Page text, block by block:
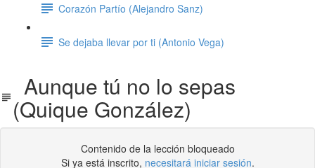
Corazón Partío (Alejandro Sanz)
Se dejaba llevar por ti (Antonio Vega)
Aunque tú no lo sepas
(Quique González)
Contenido de la lección bloqueado
Si ya está inscrito, necesitará iniciar sesión.